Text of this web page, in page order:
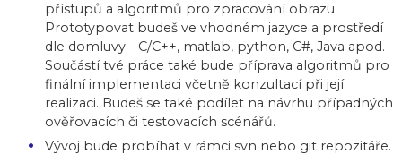
přístupů a algoritmů pro zpracování obrazu.
Prototypovat budeš ve vhodném jazyce a prostředí
dle domluvy - C/C++, matlab, python, C#, Java apod.
Součástí tvé práce také bude příprava algoritmů pro
finální implementaci včetně konzultací při její
realizaci. Budeš se také podílet na návrhu případných
ověřovacích či testovacích scénářů.
Vývoj bude probíhat v rámci svn nebo git repozitáře.